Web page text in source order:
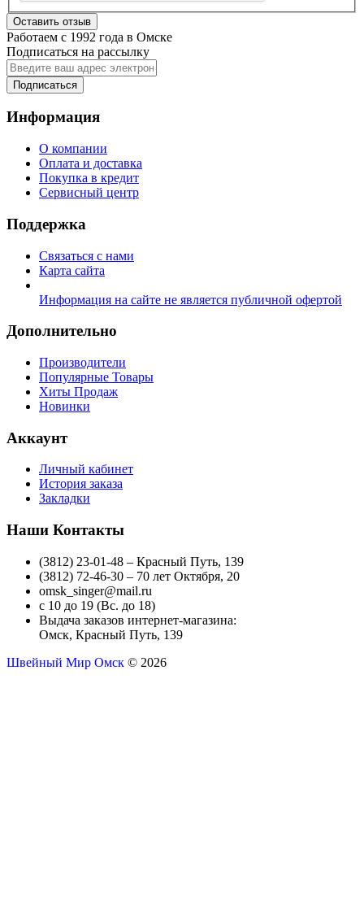
Оставить отзыв
Работаем с 1992 года в Омске
Подписаться на рассылку
Подписаться
Информация
О компании
Оплата и доставка
Покупка в кредит
Сервисный центр
Поддержка
Связаться с нами
Карта сайта
Информация на сайте не является публичной офертой
Дополнительно
Производители
Популярные Товары
Хиты Продаж
Новинки
Аккаунт
Личный кабинет
История заказа
Закладки
Наши Контакты
(3812) 23-01-48 – Красный Путь, 139
(3812) 72-46-30 – 70 лет Октября, 20
omsk_singer@mail.ru
с 10 до 19 (Вс. до 18)
Выдача заказов интернет-магазина:
Омск, Красный Путь, 139
Швейный Мир Омск © 2026